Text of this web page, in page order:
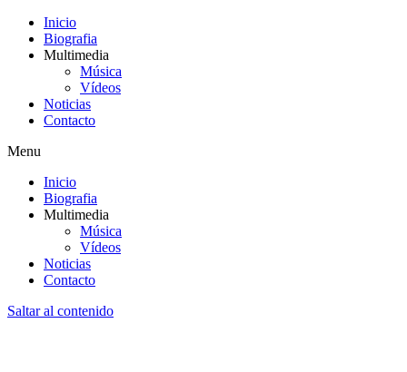
Inicio
Biografia
Multimedia
Música
Vídeos
Noticias
Contacto
Menu
Inicio
Biografia
Multimedia
Música
Vídeos
Noticias
Contacto
Saltar al contenido